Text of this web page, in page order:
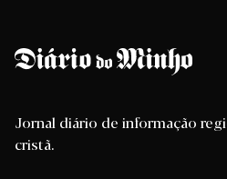
Jornal diário de informação
cristã.